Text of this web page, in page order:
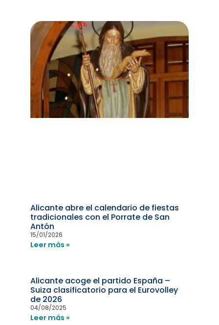
Alicante abre el calendario de fiestas
tradicionales con el Porrate de San
Antón
15/01/2026
Leer más »
Alicante acoge el partido España –
Suiza clasificatorio para el Eurovolley
de 2026
04/08/2025
Leer más »